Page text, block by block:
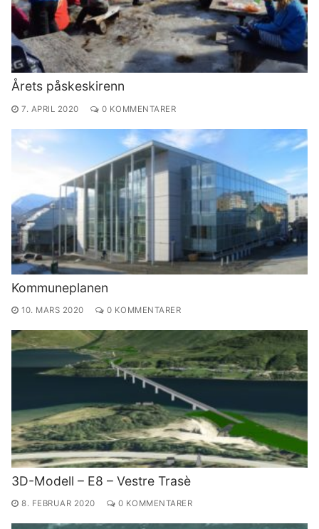
Årets påskeskirenn
7. APRIL 2020 0 KOMMENTARER
Kommuneplanen
10. MARS 2020 0 KOMMENTARER
3D-Modell – E8 – Vestre Trasè
8. FEBRUAR 2020 0 KOMMENTARER